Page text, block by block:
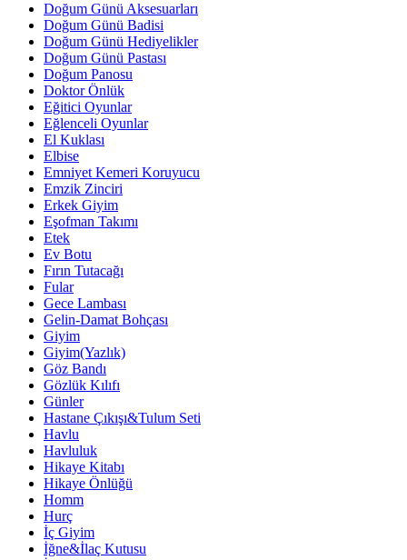
Doğum Günü Aksesuarları
Doğum Günü Badisi
Doğum Günü Hediyelikler
Doğum Günü Pastası
Doğum Panosu
Doktor Önlük
Eğitici Oyunlar
Eğlenceli Oyunlar
El Kuklası
Elbise
Emniyet Kemeri Koruyucu
Emzik Zinciri
Erkek Giyim
Eşofman Takımı
Etek
Ev Botu
Fırın Tutacağı
Fular
Gece Lambası
Gelin-Damat Bohçası
Giyim
Giyim(Yazlık)
Göz Bandı
Gözlük Kılıfı
Günler
Hastane Çıkışı&Tulum Seti
Havlu
Havluluk
Hikaye Kitabı
Hikaye Önlüğü
Homm
Hurç
İç Giyim
İğne&İlaç Kutusu